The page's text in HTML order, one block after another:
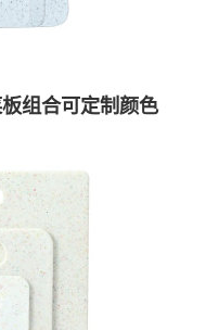
组合可定制颜色